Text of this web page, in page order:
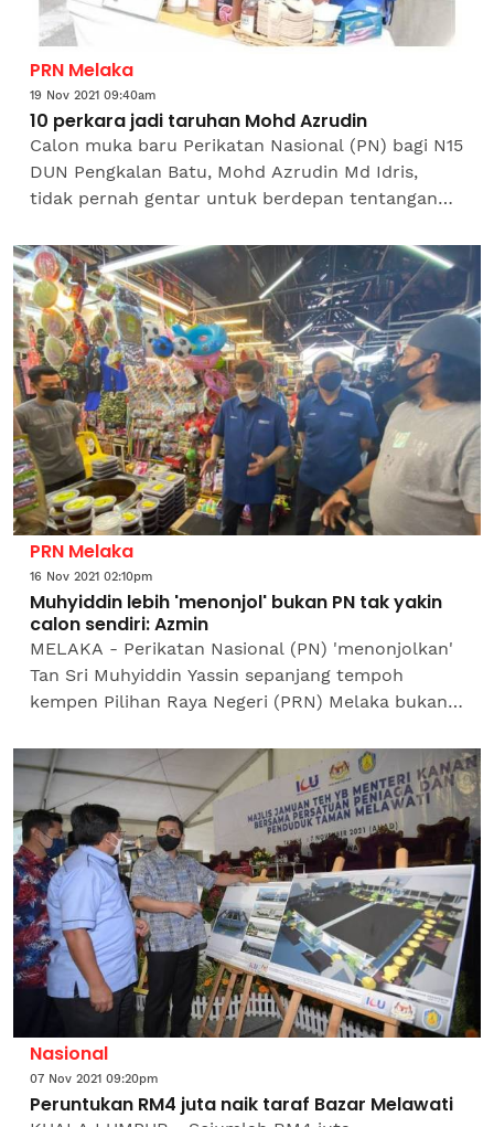
PRN Melaka
19 Nov 2021 09:40am
10 perkara jadi taruhan Mohd Azrudin
Calon muka baru Perikatan Nasional (PN) bagi N15
DUN Pengkalan Batu, Mohd Azrudin Md Idris,
tidak pernah gentar untuk berdepan tentangan
Melaka,...
PRN Melaka
16 Nov 2021 02:10pm
Muhyiddin lebih 'menonjol' bukan PN tak yakin
calon sendiri: Azmin
MELAKA - Perikatan Nasional (PN) 'menonjolkan'
Tan Sri Muhyiddin Yassin sepanjang tempoh
kempen Pilihan Raya Negeri (PRN) Melaka bukan
Pengarah...
Nasional
07 Nov 2021 09:20pm
Peruntukan RM4 juta naik taraf Bazar Melawati